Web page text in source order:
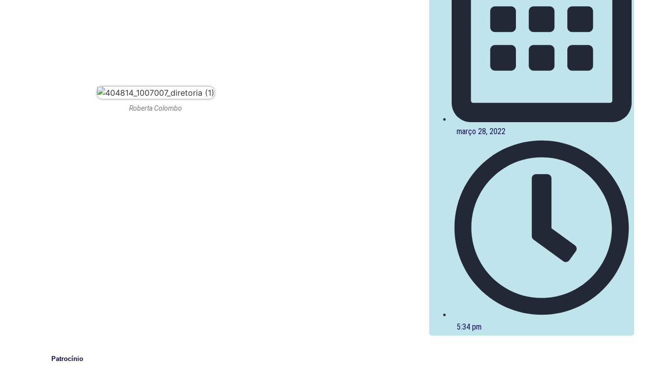
Roberta Colombo
março 28, 2022
5:34 pm
Patrocínio